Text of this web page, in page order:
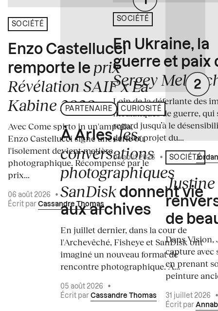
SOCIÉTÉ
Enzo Castellucci
remporte le prix
Révélation SAIF x La
Kabine 2026
Avec Come spirto in un'ampolla,
Enzo Castellucci signe une série où
l'isolement devient matière
photographique. Récompensé par le
prix...
06 août 2026
•
Écrit par Cassandre Thomas
PARTENAIRE CURIOSITÉ
À Arles,les
conversations
photographiques
SanDisk donnent vie
aux archives
En juillet dernier, dans la cour de
l'Archevêché, Fisheye et SanDisk ont
imaginé un nouveau format de
rencontre photographique. À...
05 août 2026
•
Écrit par Cassandre Thomas
SOCIÉTÉ
En Ukraine, la
guerre et paix
Sergey
Loin de la déferlante des
médiatiques de guerre, qui
regard jusqu’à le
dernier projet du...
04 août 2026 • Écrit par
SOCIÉTÉ
de
Dans
capture avec
en prenant
peinture
31 juillet 2026
Écrit par